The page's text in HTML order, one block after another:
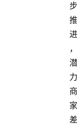
步
推
进
，
潜
力
商
家
差